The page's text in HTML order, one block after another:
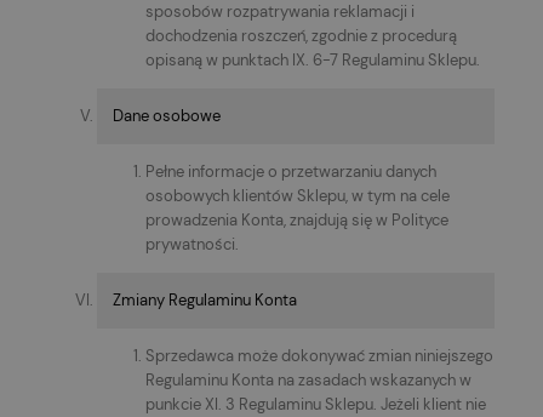
sposobów rozpatrywania reklamacji i
dochodzenia roszczeń, zgodnie z procedurą
opisaną w punktach IX. 6-7 Regulaminu Sklepu.
Dane osobowe
Pełne informacje o przetwarzaniu danych
osobowych klientów Sklepu, w tym na cele
prowadzenia Konta, znajdują się w Polityce
prywatności.
Zmiany Regulaminu Konta
Sprzedawca może dokonywać zmian niniejszego
Regulaminu Konta na zasadach wskazanych w
punkcie XI. 3 Regulaminu Sklepu. Jeżeli klient nie